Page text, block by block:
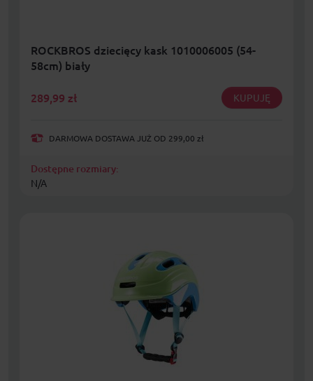
ROCKBROS dziecięcy kask 1010006005 (54-
58cm) biały
289,99 zł KUPUJĘ
DARMOWA DOSTAWA JUŻ OD 299,00 zł
Dostępne rozmiary:
N/A